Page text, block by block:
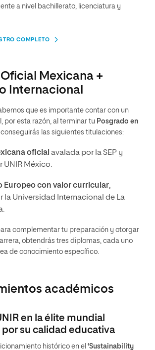
a nivel bachillerato, licenciatura y
COMPLETO
Mexicana +
Internacional
que es importante contar con un
por esta razón, al terminar tu Posgrado en
conseguirás las siguientes titulaciones:
oficial avalada por la SEP y
UNIR México.
Europeo con valor curricular,
la Universidad Internacional de La
complementar tu preparación y otorgar
obtendrás tres diplomas, cada uno
de conocimiento específico.
académicos
en la élite mundial
su calidad educativa
histórico en el ‘Sustainability